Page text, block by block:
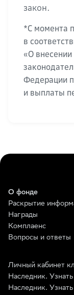
закон.
*С момента
в
«О
Федерации
и выплаты
О фонде
Раскрытие
Награды
Комплаенс
Вопросы и ответы
Личный кабинет
Наследник.
Наследник.